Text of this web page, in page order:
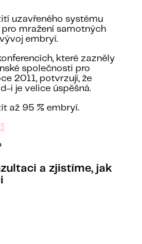
uzavřeného systému
mražení samotných
embryí.
které zazněly
společnosti pro
2011, potvrzují, že
i je velice úspěšná.
až 95 % embryí.
a zjistíme, jak